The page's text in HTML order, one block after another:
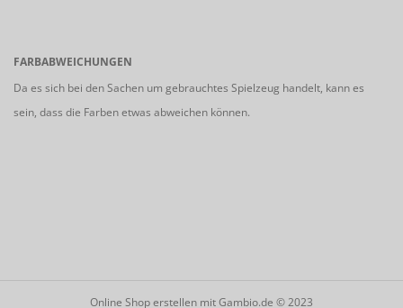
FARBABWEICHUNGEN
Da es sich bei den Sachen um gebrauchtes Spielzeug handelt, kann es
sein, dass die Farben etwas abweichen können.
Online Shop erstellen mit Gambio.de © 2023